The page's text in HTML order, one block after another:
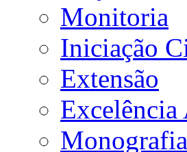
Monitoria
Iniciação
Extensão
Excelência